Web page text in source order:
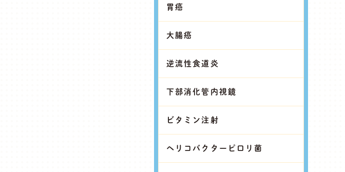
胃癌
大腸癌
逆流性食道炎
下部消化管内視鏡
ビタミン注射
ヘリコバクターピロリ菌